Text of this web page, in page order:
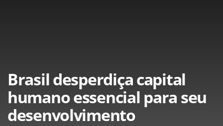
Brasil desperdiça capital
humano essencial para seu
desenvolvimento